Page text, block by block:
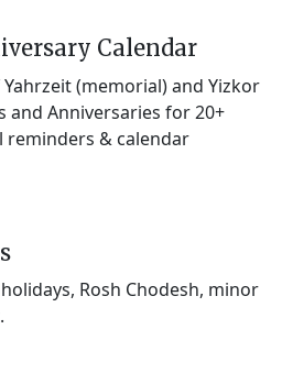
Calendar
(memorial) and Yizkor
and Anniversaries for 20+
reminders & calendar
Rosh Chodesh, minor